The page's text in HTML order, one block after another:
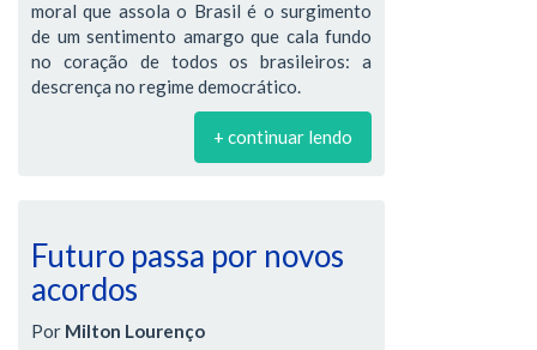
moral que assola o Brasil é o surgimento
de um sentimento amargo que cala fundo
no coração de todos os brasileiros: a
descrença no regime democrático.
+ continuar lendo
Futuro passa por novos
acordos
Por Milton Lourenço